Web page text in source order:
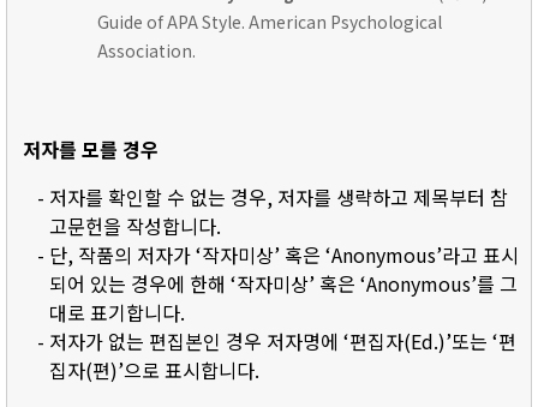
Guide of APA Style. American Psychological
Association.
저자를 모를 경우
- 저자를 확인할 수 없는 경우, 저자를 생략하고 제목부터 참
고문헌을 작성합니다.
- 단, 작품의 저자가 ‘작자미상’ 혹은 ‘Anonymous’라고 표시
되어 있는 경우에 한해 ‘작자미상’ 혹은 ‘Anonymous’를 그
대로 표기합니다.
- 저자가 없는 편집본인 경우 저자명에 ‘편집자(Ed.)’또는 ‘편
집자(편)’으로 표시합니다.